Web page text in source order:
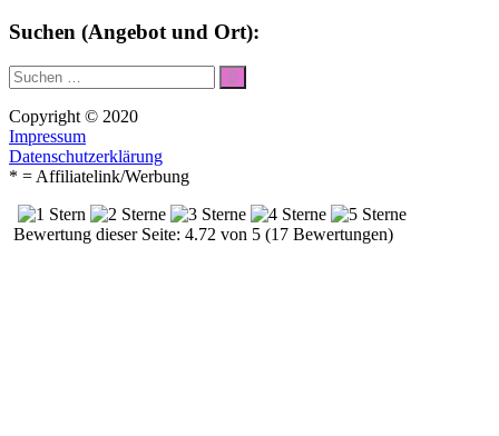
Suchen (Angebot und Ort):
Suche
nach:
Suchen
Copyright © 2020
Impressum
Datenschutzerklärung
* = Affiliatelink/Werbung
Bewertung dieser Seite: 4.72 von 5 (17 Bewertungen)